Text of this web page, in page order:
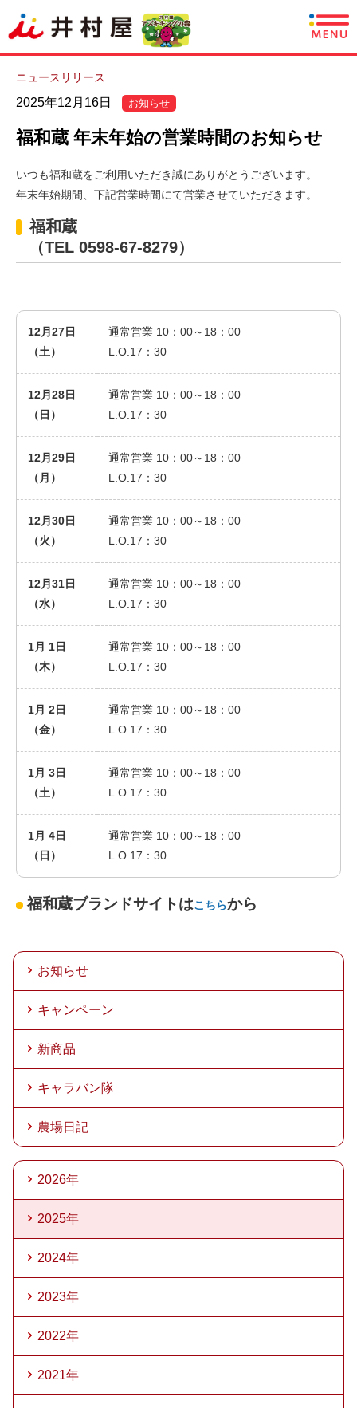
商品情報
CSR情報
企業情報
English
Chinese
ニュースリリース
2025年12月16日 お知らせ
福和蔵 年末年始の営業時間のお知らせ
いつも福和蔵をご利用いただき誠にありがとうございます。
年末年始期間、下記営業時間にて営業させていただきます。
福和蔵
（TEL 0598-67-8279）
12月27日
（土）
通常営業 10：00～18：00
L.O.17：30
12月28日
（日）
通常営業 10：00～18：00
L.O.17：30
12月29日
（月）
通常営業 10：00～18：00
L.O.17：30
12月30日
（火）
通常営業 10：00～18：00
L.O.17：30
12月31日
（水）
通常営業 10：00～18：00
L.O.17：30
1月 1日
（木）
通常営業 10：00～18：00
L.O.17：30
1月 2日
（金）
通常営業 10：00～18：00
L.O.17：30
1月 3日
（土）
通常営業 10：00～18：00
L.O.17：30
1月 4日
（日）
通常営業 10：00～18：00
L.O.17：30
福和蔵ブランドサイトはこちらから
お知らせ
キャンペーン
新商品
キャラバン隊
農場日記
2026年
2025年
2024年
2023年
2022年
2021年